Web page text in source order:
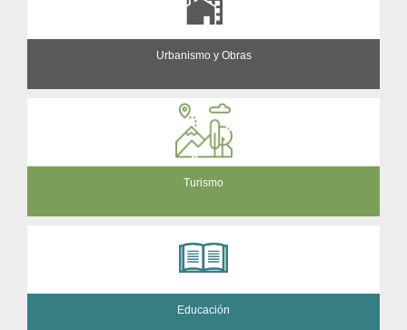
Urbanismo y Obras
Turismo
Educación